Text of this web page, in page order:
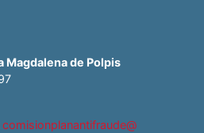
Magdalena de Polpis
comisionplanantifraude@